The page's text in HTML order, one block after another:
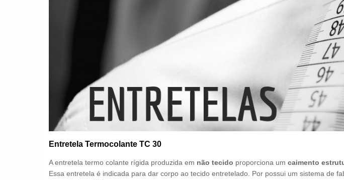
Entretela Termocolante TC 30
A entretela termo colante rígida produzida em não tecido proporciona um caimento
Essa entretela é indicada para dar corpo ao tecido entretelado. Por possui um sistema de